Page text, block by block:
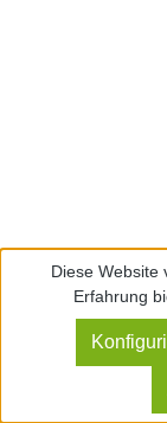
"ihr" bedeutet,
Sie
Wenn du
Es ist die
Diese Website
Erfahrung